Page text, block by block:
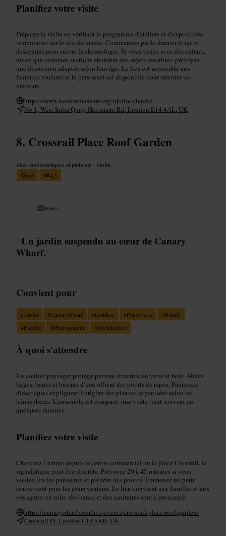
Planifiez votre visite
Préparez la visite en vérifiant le programme d'ateliers et d'expositions
temporaires sur le site du musée. Commencez par le dernier étage et
descendez pour suivre la chronologie. Si vous venez avec des enfants,
notez que certaines sections abordent des sujets sensibles, prévoyez
une discussion adaptée selon leur âge. Le lieu est accessible aux
fauteuils roulants et le personnel est disponible pour orienter les
visiteurs.
https://www.londonmuseum.org.uk/docklands/
No 1, West India Quay, Hertsmere Rd, London E14 4AL, UK
Crossrail Place Roof Garden
Sites emblématiques et plein air • Jardin
4,6
4,5
Image /
“Un jardin suspendu au cœur de Canary
Wharf.”
Convient pour
#Jardin #CanaryWharf #Londres #Pauseverte #Balade
#Famille #Photographie #Architecture
À quoi s'attendre
Un couloir paysager protégé par une structure en verre et bois. Allées
larges, bancs et bassins d’eau offrent des points de repos. Panneaux
didactiques expliquent l’origine des plantes, organisées selon les
hémisphères. L’ensemble est compact: une visite tient souvent en
quelques minutes.
Planifiez votre visite
Cherchez l’entrée depuis le centre commercial ou la place Crossrail, la
signalétique peut être discrète. Prévoyez 20 à 45 minutes si vous
voulez lire les panneaux et prendre des photos. Emmenez un petit
coupe-vent pour les jours venteux. Le lieu convient aux familles et aux
voyageurs en solo; des bancs et des sanitaires sont à proximité.
https://canarywharf.com/arts-events/crossrail-place-roof-garden/
Crossrail Pl, London E14 5AB, UK